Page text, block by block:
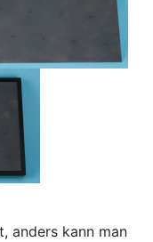
anders kann man